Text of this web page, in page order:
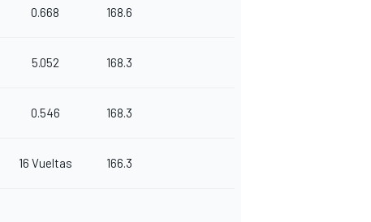
0.668 168.6
5.052 168.3
0.546 168.3
16 Vueltas 166.3